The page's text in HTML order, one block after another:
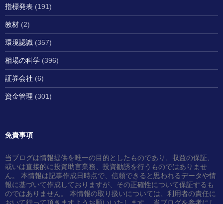
指標発表 (191)
教材 (2)
環境認識 (357)
相場の科学 (396)
証券会社 (6)
資金管理 (301)
免責事項
当ブログは情報提供を唯一の目的としたものであり、収益の保証、
或いは直接的に投資助言業務、投資勧誘を行うものではありませ
ん。 本情報は記事作成日時点で、信頼できると思われるデータや情
報に基づいて作成しておりますが、その正確性について保証するも
のではありません。 本情報の取り扱いについては、利用者の責任に